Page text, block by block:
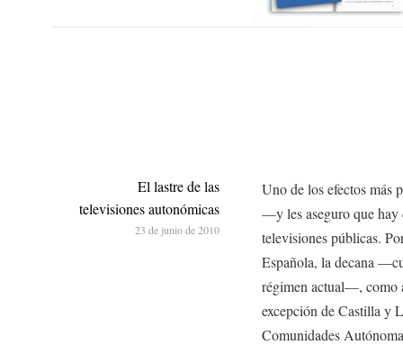
Uno de los efectos más
—y les aseguro que
televisiones públicas.
Española, la decana
régimen actual—, como
excepción de Castilla y
Comunidades
El lastre de las
televisiones autonómicas
23 de junio de 2010